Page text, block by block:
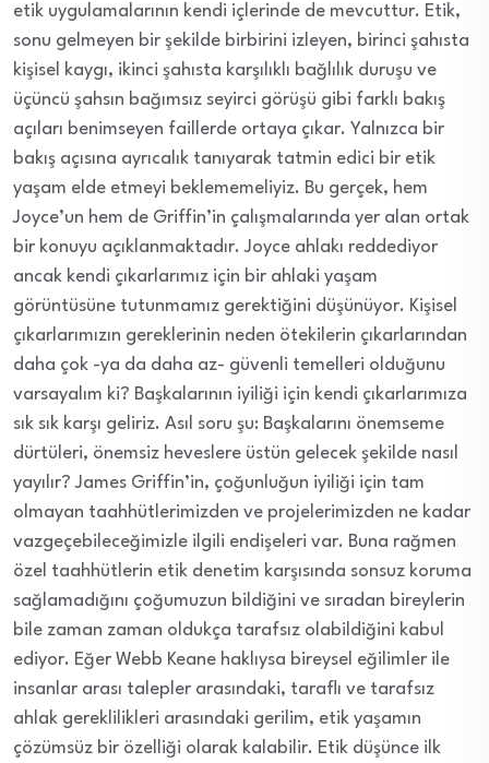
etik uygulamalarının kendi içlerinde de mevcuttur. Etik,
sonu gelmeyen bir şekilde birbirini izleyen, birinci şahısta
kişisel kaygı, ikinci şahısta karşılıklı bağlılık duruşu ve
üçüncü şahsın bağımsız seyirci görüşü gibi farklı bakış
açıları benimseyen faillerde ortaya çıkar. Yalnızca bir
bakış açısına ayrıcalık tanıyarak tatmin edici bir etik
yaşam elde etmeyi beklememeliyiz. Bu gerçek, hem
Joyce’un hem de Griffin’in çalışmalarında yer alan ortak
bir konuyu açıklanmaktadır. Joyce ahlakı reddediyor
ancak kendi çıkarlarımız için bir ahlaki yaşam
görüntüsüne tutunmamız gerektiğini düşünüyor. Kişisel
çıkarlarımızın gereklerinin neden ötekilerin çıkarlarından
daha çok -ya da daha az- güvenli temelleri olduğunu
varsayalım ki? Başkalarının iyiliği için kendi çıkarlarımıza
sık sık karşı geliriz. Asıl soru şu: Başkalarını önemseme
dürtüleri, önemsiz heveslere üstün gelecek şekilde nasıl
yayılır? James Griffin’in, çoğunluğun iyiliği için tam
olmayan taahhütlerimizden ve projelerimizden ne kadar
vazgeçebileceğimizle ilgili endişeleri var. Buna rağmen
özel taahhütlerin etik denetim karşısında sonsuz koruma
sağlamadığını çoğumuzun bildiğini ve sıradan bireylerin
bile zaman zaman oldukça tarafsız olabildiğini kabul
ediyor. Eğer Webb Keane haklıysa bireysel eğilimler ile
insanlar arası talepler arasındaki, taraflı ve tarafsız
ahlak gereklilikleri arasındaki gerilim, etik yaşamın
çözümsüz bir özelliği olarak kalabilir. Etik düşünce ilk